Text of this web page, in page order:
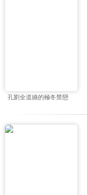
孔劉全道嬿的極冬禁戀